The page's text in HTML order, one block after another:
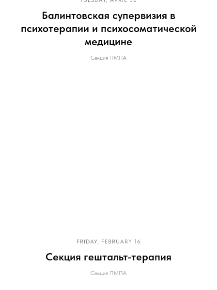
Балинтовская супервизия в
психотерапии и психосоматической
медицине
Секция ПМПА
FRIDAY, FEBRUARY 16
Секция гештальт-терапия
Секция ПМПА